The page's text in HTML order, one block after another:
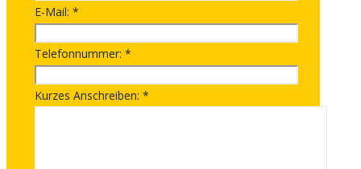
E-Mail: *
Telefonnummer: *
Kurzes Anschreiben: *